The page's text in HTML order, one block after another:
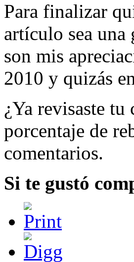
Para finalizar
artículo sea
son mis
2010 y quizás
¿Ya revisaste
porcentaje de
comentarios.
Si te gustó